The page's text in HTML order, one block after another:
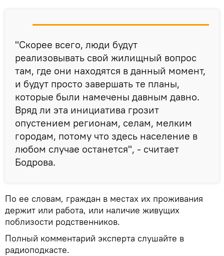
"Скорее всего, люди будут
реализовывать свой жилищный вопрос
там, где они находятся в данный момент,
и будут просто завершать те планы,
которые были намечены давным давно.
Вряд ли эта инициатива грозит
опустением регионам, селам, мелким
городам, потому что здесь население в
любом случае останется", - считает
Бодрова.
По ее словам, граждан в местах их проживания
держит или работа, или наличие живущих
поблизости родственников.
Полный комментарий эксперта слушайте в
радиоподкасте.